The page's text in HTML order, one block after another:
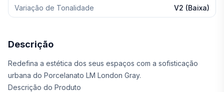
Variação de Tonalidade V2 (Baixa)
Descrição
Redefina a estética dos seus espaços com a sofisticação
urbana do Porcelanato LM London Gray.
Descrição do Produto